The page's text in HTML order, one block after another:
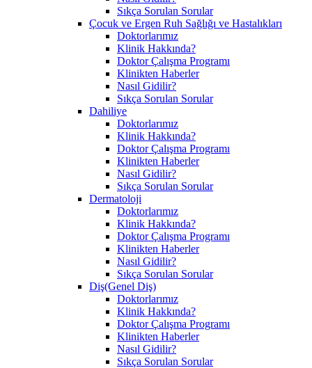
Sıkça Sorulan Sorular
Çocuk ve Ergen Ruh Sağlığı ve Hastalıkları
Doktorlarımız
Klinik Hakkında?
Doktor Çalışma Programı
Klinikten Haberler
Nasıl Gidilir?
Sıkça Sorulan Sorular
Dahiliye
Doktorlarımız
Klinik Hakkında?
Doktor Çalışma Programı
Klinikten Haberler
Nasıl Gidilir?
Sıkça Sorulan Sorular
Dermatoloji
Doktorlarımız
Klinik Hakkında?
Doktor Çalışma Programı
Klinikten Haberler
Nasıl Gidilir?
Sıkça Sorulan Sorular
Diş(Genel Diş)
Doktorlarımız
Klinik Hakkında?
Doktor Çalışma Programı
Klinikten Haberler
Nasıl Gidilir?
Sıkça Sorulan Sorular